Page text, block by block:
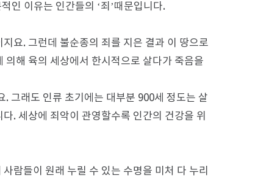
인 이유는 인간들의 ‘죄’때문입니다.
요. 그런데 불순종의 죄를 지은 결과 이 땅으로
의해 육의 세상에서 한시적으로 살다가 죽음을
그래도 인류 초기에는 대부분 900세 정도는 살
. 세상에 죄악이 관영할수록 인간의 건강을 위
람들이 원래 누릴 수 있는 수명을 미처 다 누리